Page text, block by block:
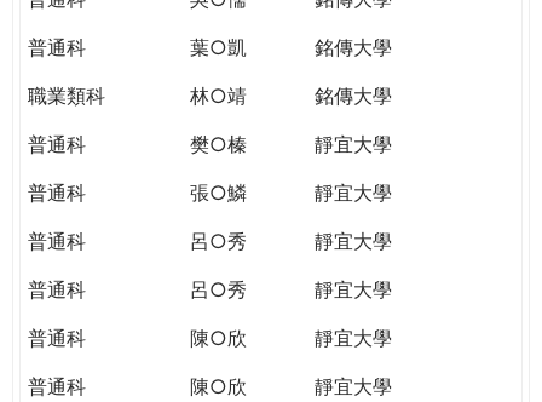
普通科
葉○凱
銘傳大學
職業類科
林○靖
銘傳大學
普通科
樊○榛
靜宜大學
普通科
張○鱗
靜宜大學
普通科
呂○秀
靜宜大學
普通科
呂○秀
靜宜大學
普通科
陳○欣
靜宜大學
普通科
陳○欣
靜宜大學